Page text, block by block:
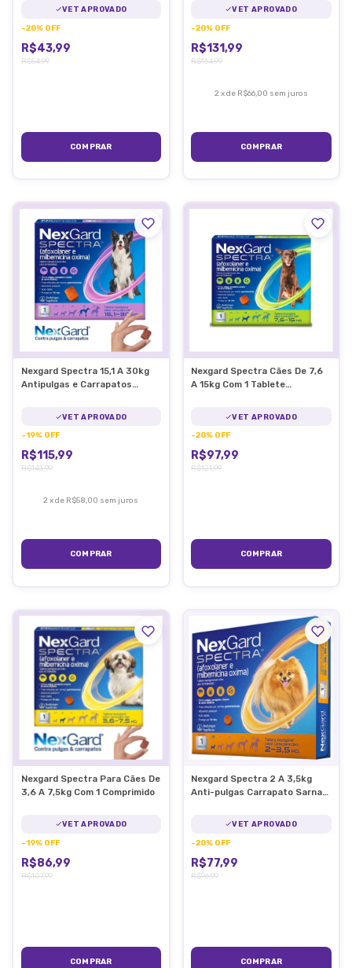
VET APROVADO
-20% OFF
R$43,99
R$54,99
VET APROVADO
-20% OFF
R$131,99
R$164,99
2 xde R$66,00 sem juros
Nexgard Spectra 15,1 A 30kg
Antipulgas e Carrapatos
VET APROVADO
-19% OFF
R$115,99
R$143,99
2 xde R$58,00 sem juros
Nexgard Spectra Cães De 7,6
A 15kg Com 1 Tablete
VET APROVADO
-20% OFF
R$97,99
R$121,99
Nexgard Spectra Para Cães De
3,6 A 7,5kg Com 1 Comprimido
VET APROVADO
-19% OFF
R$86,99
R$107,99
Nexgard Spectra 2 A 3,5kg
Anti-pulgas Carrapato Sarna
VET APROVADO
-20% OFF
R$77,99
R$96,99